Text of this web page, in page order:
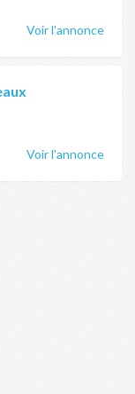
Voir l'annonce
Voir l'annonce